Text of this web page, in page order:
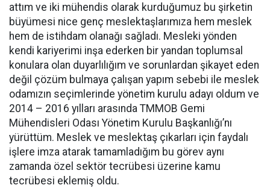
attım ve iki mühendis olarak kurduğumuz bu şirketin
büyümesi nice genç meslektaşlarımıza hem meslek
hem de istihdam olanağı sağladı. Mesleki yönden
kendi kariyerimi inşa ederken bir yandan toplumsal
konulara olan duyarlılığım ve sorunlardan şikayet eden
değil çözüm bulmaya çalışan yapım sebebi ile meslek
odamızın seçimlerinde yönetim kurulu adayı oldum ve
2014 – 2016 yılları arasında TMMOB Gemi
Mühendisleri Odası Yönetim Kurulu Başkanlığı’nı
yürüttüm. Meslek ve meslektaş çıkarları için faydalı
işlere imza atarak tamamladığım bu görev aynı
zamanda özel sektör tecrübesi üzerine kamu
tecrübesi eklemiş oldu.